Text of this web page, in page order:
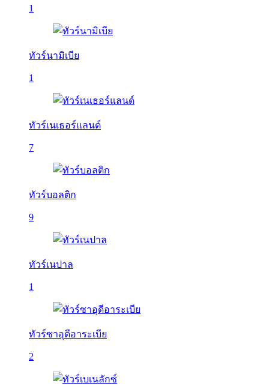
1
ทัวร์นามิเบีย
1
ทัวร์เนเธอร์แลนด์
7
ทัวร์บอลติก
9
ทัวร์เนปาล
1
ทัวร์ซาอุดีอาระเบีย
2